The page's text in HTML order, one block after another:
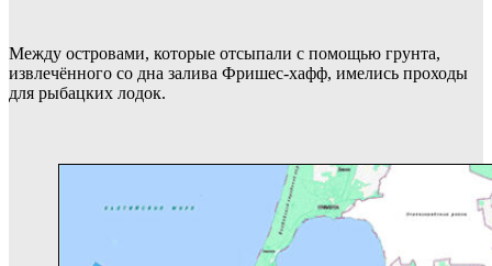
Между островами, которые отсыпали с помощью грунта,
извлечённого со дна залива Фришес-хафф, имелись проходы
для рыбацких лодок.